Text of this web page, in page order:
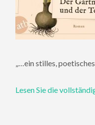
„…ein stilles,
Lesen Sie die